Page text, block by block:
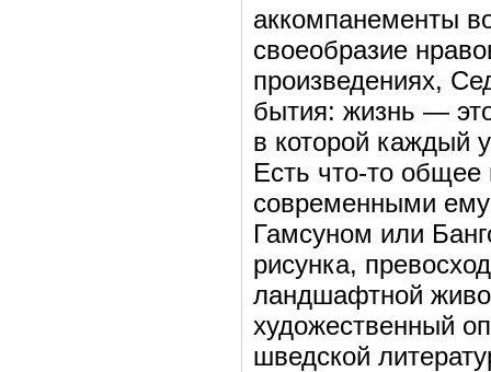
аккомпанементы
своеобразие
произведениях,
бытия: жизнь —
в которой каждый
Есть что-то общее
современными
Гамсуном или
рисунка,
ландшафтной
художественный
шведской